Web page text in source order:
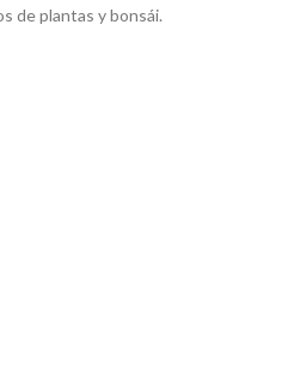
de plantas y bonsái.